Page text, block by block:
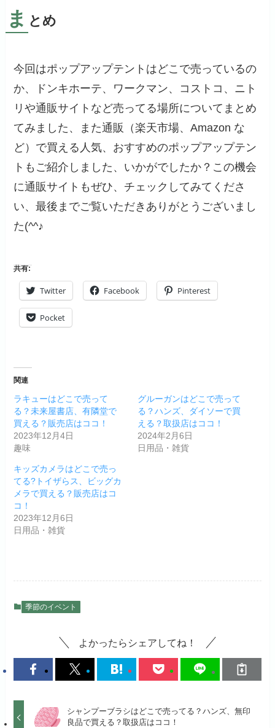
ま とめ
今回はポップアップテントはどこで売っているの
か、ドンキホーテ、ワークマン、コストコ、ニト
リや通販サイトなど売ってる場所についてまとめ
てみました、また通販（楽天市場、Amazon な
ど）で買える人気、おすすめのポップアップテン
トもご紹介しました、いかがでしたか？この機会
に通販サイトもぜひ、チェックしてみてくださ
い、最後までご覧いただきありがとうございまし
た(^^♪
共有:
Twitter Facebook Pinterest
Pocket
関連
ラキューはどこで売って
る？未来屋書店、有隣堂で
買える？販売店はココ！
2023年12月4日
趣味
グルーガンはどこで売って
る？ハンズ、ダイソーで買
える？取扱店はココ！
2024年2月6日
日用品・雑貨
キッズカメラはどこで売っ
てる?トイザらス、ビッグカ
メラで買える？販売店はコ
コ！
2023年12月6日
日用品・雑貨
季節のイベント
よかったらシェアしてね！
シャンプーブラシはどこで売ってる？ハンズ、無印
良品で買える？取扱店はココ！